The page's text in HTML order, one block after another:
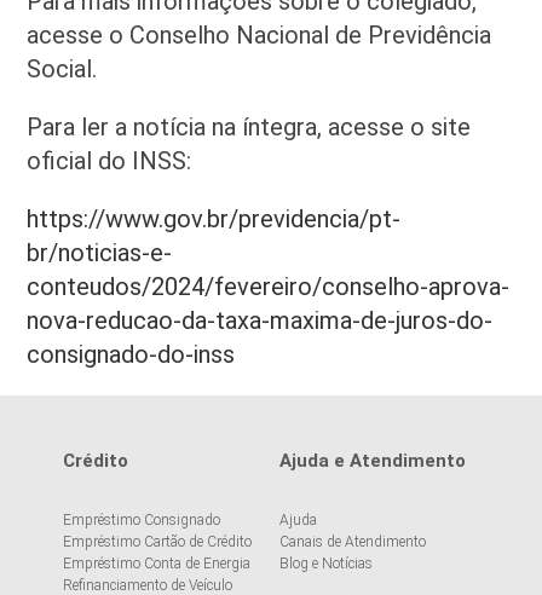
acesse o Conselho Nacional de Previdência
Social.
Para ler a notícia na íntegra, acesse o site
oficial do INSS:
https://www.gov.br/previdencia/pt-
br/noticias-e-
conteudos/2024/fevereiro/conselho-aprova-
nova-reducao-da-taxa-maxima-de-juros-do-
consignado-do-inss
Crédito
Empréstimo Consignado
Empréstimo Cartão de Crédito
Empréstimo Conta de Energia
Refinanciamento de Veículo
Ajuda e Atendimento
Ajuda
Canais de Atendimento
Blog e Notícias